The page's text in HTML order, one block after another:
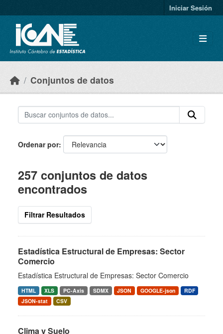
Iniciar Sesión
Conjuntos de datos
Ordenar por
257 conjuntos de datos
encontrados
Filtrar Resultados
Estadística Estructural de Empresas: Sector
Comercio
Estadística Estructural de Empresas: Sector Comercio
HTML XLS PC-Axis SDMX JSON GOOGLE-json
RDF
JSON-stat
CSV
Clima y Suelo